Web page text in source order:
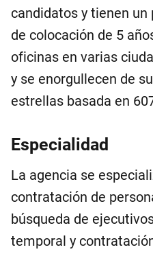
candidatos y tienen
de colocación de 5
oficinas en varias
y se enorgullecen de
estrellas basada en
Especialidad
La agencia se
contratación de
búsqueda de
temporal y